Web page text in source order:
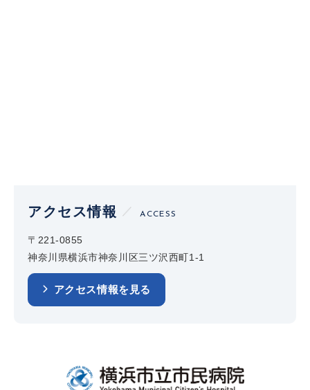
アクセス情報 ACCESS
〒221-0855
神奈川県横浜市神奈川区三ツ沢西町1-1
アクセス情報を見る